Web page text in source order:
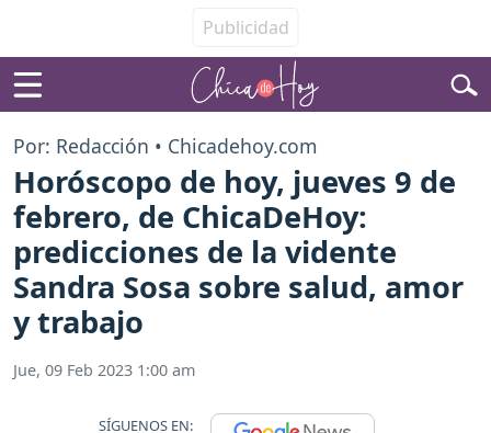
Por: Redacción • Chicadehoy.com
Horóscopo de hoy, jueves 9 de
febrero, de ChicaDeHoy:
predicciones de la vidente
Sandra Sosa sobre salud, amor
y trabajo
Jue, 09 Feb 2023 1:00 am
SÍGUENOS EN: